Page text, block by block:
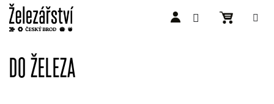
obsah
DO ŽELEZA